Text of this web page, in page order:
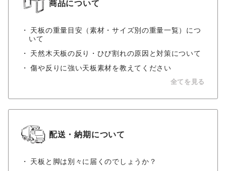
商品について
天板の重量目安（素材・サイズ別の重量一覧）につ
いて
天然木天板の反り・ひび割れの原因と対策について
傷や反りに強い天板素材を教えてください
全てを見る
配送・納期について
天板と脚は別々に届くのでしょうか？